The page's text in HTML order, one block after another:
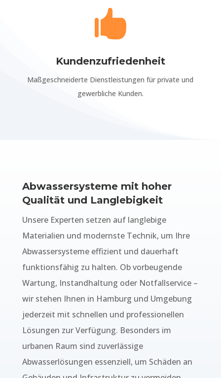

Kundenzufriedenheit
Maßgeschneiderte Dienstleistungen für private und
gewerbliche Kunden.
Abwassersysteme mit hoher
Qualität und Langlebigkeit
Unsere Experten setzen auf langlebige
Materialien und modernste Technik, um Ihre
Abwassersysteme effizient und dauerhaft
funktionsfähig zu halten. Ob vorbeugende
Wartung, Instandhaltung oder Notfallservice –
wir stehen Ihnen in Hamburg und Umgebung
jederzeit mit schnellen und professionellen
Lösungen zur Verfügung. Besonders im
urbanen Raum sind zuverlässige
Abwasserlösungen essenziell, um Schäden an